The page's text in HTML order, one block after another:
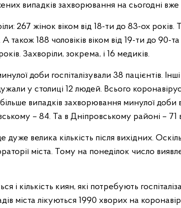
випадків захворювання на сьогодні вже
267 жінок віком від 18-ти до 83-ох років.
А також 188 чоловіків віком від 19-ти до 90-
Захворіли, зокрема, і 16 медиків.
доби госпіталізували 38 пацієнтів. Інші
у столиці 12 людей. Всього
випадків захворювання минулої доби
– 84. Та в Дніпровському районі – 71
велика кількість після вихідних.
міста. Тому на понеділок число
і кількість киян, які потребують
міста лікуються 1990 хворих на